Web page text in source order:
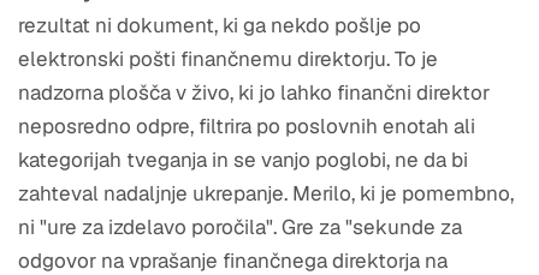
rezultat ni dokument, ki ga nekdo pošlje po
elektronski pošti finančnemu direktorju. To je
nadzorna plošča v živo, ki jo lahko finančni direktor
neposredno odpre, filtrira po poslovnih enotah ali
kategorijah tveganja in se vanjo poglobi, ne da bi
zahteval nadaljnje ukrepanje. Merilo, ki je pomembno,
ni "ure za izdelavo poročila". Gre za "sekunde za
odgovor na vprašanje finančnega direktorja na